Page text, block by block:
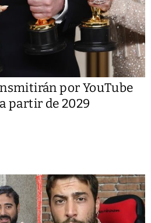
por YouTube
partir de 2029